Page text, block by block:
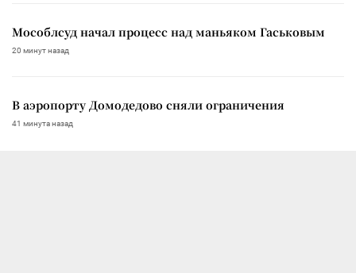
Мособлсуд начал процесс над маньяком Гаськовым
20 минут назад
В аэропорту Домодедово сняли ограничения
41 минута назад